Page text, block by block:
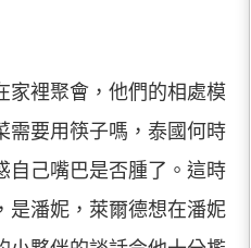
家裡聚會，他們的相處模
需要用筷子嗎，泰國何時
自己嘴巴是否腫了。這時
是潘妮，萊爾德想在潘妮